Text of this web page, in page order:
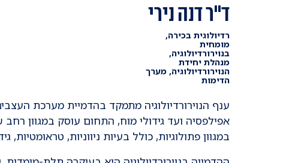
ד"ר דנה נירי
רדיולוגית בכירה,
מומחית
בנוירורדיולוגיה,
מנהלת יחידת
הנוירורדיולוגיה, מערך
הדימות
ענף הנוירורדיולוגיה מתמקד בהדמיית מערכת
אפילפסיה ועד גידולי מוח, התחום עוסק במגוון
במגוון פתולוגיות, כולל בעיות ניווניות, טראומטיות,